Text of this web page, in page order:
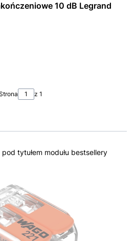
10 dB Legrand
z 1
tytułem modułu bestsellery